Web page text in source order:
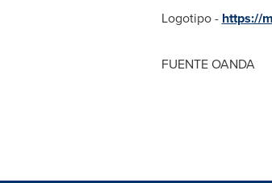
Logotipo - https://
FUENTE OANDA